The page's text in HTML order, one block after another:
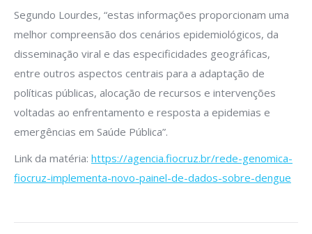
Segundo Lourdes, “estas informações proporcionam uma
melhor compreensão dos cenários epidemiológicos, da
disseminação viral e das especificidades geográficas,
entre outros aspectos centrais para a adaptação de
políticas públicas, alocação de recursos e intervenções
voltadas ao enfrentamento e resposta a epidemias e
emergências em Saúde Pública”.
Link da matéria: https://agencia.fiocruz.br/rede-genomica-
fiocruz-implementa-novo-painel-de-dados-sobre-dengue